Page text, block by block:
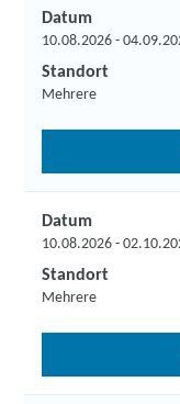
Datum
10.08.2026 -
Standort
Mehrere
Datum
10.08.2026 -
Standort
Mehrere